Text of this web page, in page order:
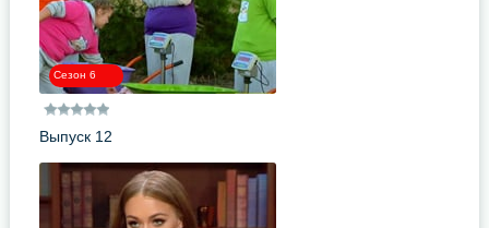
Сезон 6
Выпуск 12